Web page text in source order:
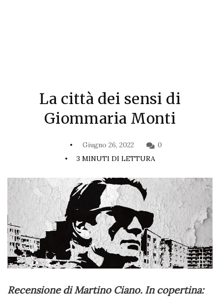
La città dei sensi di
Giommaria Monti
Giugno 26, 2022
0
3 MINUTI DI LETTURA
Recensione di Martino Ciano. In copertina: